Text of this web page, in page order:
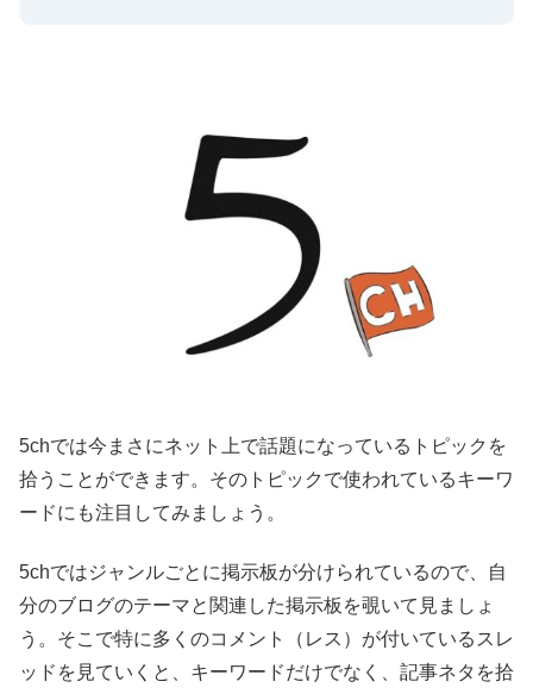
5chでは今まさにネット上で話題になっているトピックを
拾うことができます。そのトピックで使われているキーワ
ードにも注目してみましょう。
5chではジャンルごとに掲示板が分けられているので、自
分のブログのテーマと関連した掲示板を覗いて見ましょ
う。そこで特に多くのコメント（レス）が付いているスレ
ッドを見ていくと、キーワードだけでなく、記事ネタを拾